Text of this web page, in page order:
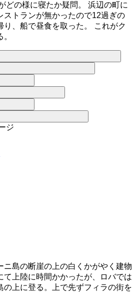
どの様に寝たか疑問。 浜辺の町に
ストランが無かったので12過ぎの
り、船で昼食を取った。 これがク
ジ
ニ島の断崖の上の白くかがやく建物
て上陸に時間かかったが、ロバでは
の上に登る。上で先ずフィラの街を